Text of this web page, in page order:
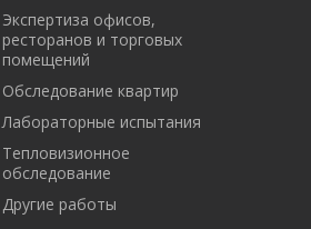
Экспертиза офисов,
ресторанов и торговых
помещений
Обследование квартир
Лабораторные испытания
Тепловизионное
обследование
Другие работы